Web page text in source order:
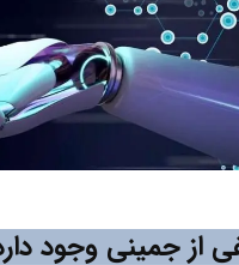
از جمینی وجود